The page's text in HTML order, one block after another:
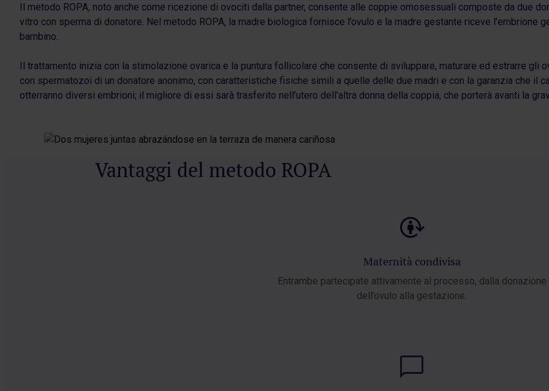
Il metodo ROPA, noto anche come ricezione di ovociti dalla partner, consente alle coppie omosessuali composte da due
vitro con sperma di donatore. Nel metodo ROPA, la madre biologica fornisce l’ovulo e la madre gestante riceve l’embrione
bambino.
Il trattamento inizia con la stimolazione ovarica e la puntura follicolare che consente di sviluppare, maturare ed estrarre gli
con spermatozoi di un donatore anonimo, con caratteristiche fisiche simili a quelle delle due madri e con la garanzia che il
otterranno diversi embrioni; il migliore di essi sarà trasferito nell’utero dell’altra donna della coppia, che porterà avanti la
Vantaggi del metodo ROPA
Maternità condivisa
Entrambe partecipate attivamente al processo, dalla donazione
dell’ovulo alla gestazione.